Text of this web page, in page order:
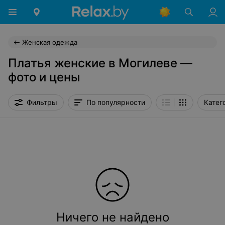
Женская одежда
Платья женские в Могилеве —
фото и цены
Фильтры По популярности
Ничего не найдено